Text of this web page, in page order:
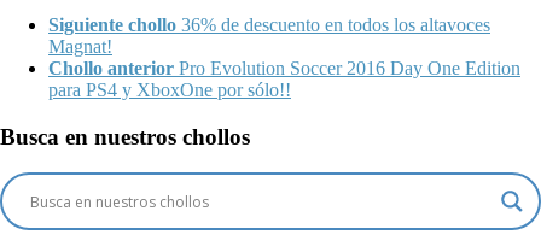
Siguiente chollo 36% de descuento en todos los altavoces
Magnat!
Chollo anterior Pro Evolution Soccer 2016 Day One Edition
para PS4 y XboxOne por sólo!!
Busca en nuestros chollos